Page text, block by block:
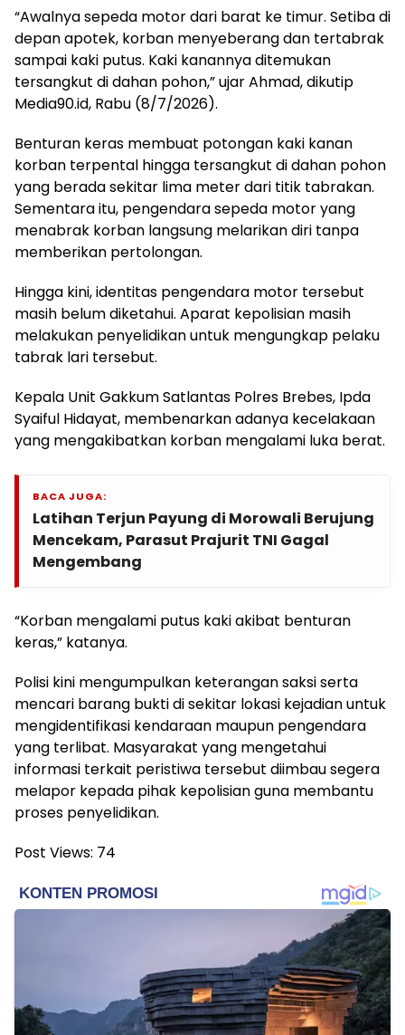
“Awalnya sepeda motor dari barat ke timur. Setiba di
depan apotek, korban menyeberang dan tertabrak
sampai kaki putus. Kaki kanannya ditemukan
tersangkut di dahan pohon,” ujar Ahmad, dikutip
Media90.id, Rabu (8/7/2026).
Benturan keras membuat potongan kaki kanan
korban terpental hingga tersangkut di dahan pohon
yang berada sekitar lima meter dari titik tabrakan.
Sementara itu, pengendara sepeda motor yang
menabrak korban langsung melarikan diri tanpa
memberikan pertolongan.
Hingga kini, identitas pengendara motor tersebut
masih belum diketahui. Aparat kepolisian masih
melakukan penyelidikan untuk mengungkap pelaku
tabrak lari tersebut.
Kepala Unit Gakkum Satlantas Polres Brebes, Ipda
Syaiful Hidayat, membenarkan adanya kecelakaan
yang mengakibatkan korban mengalami luka berat.
BACA JUGA:
Latihan Terjun Payung di Morowali Berujung
Mencekam, Parasut Prajurit TNI Gagal
Mengembang
“Korban mengalami putus kaki akibat benturan
keras,” katanya.
Polisi kini mengumpulkan keterangan saksi serta
mencari barang bukti di sekitar lokasi kejadian untuk
mengidentifikasi kendaraan maupun pengendara
yang terlibat. Masyarakat yang mengetahui
informasi terkait peristiwa tersebut diimbau segera
melapor kepada pihak kepolisian guna membantu
proses penyelidikan.
Post Views: 74